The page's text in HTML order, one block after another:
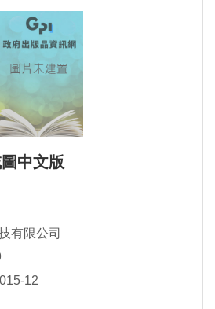
中文版
有限公司
12